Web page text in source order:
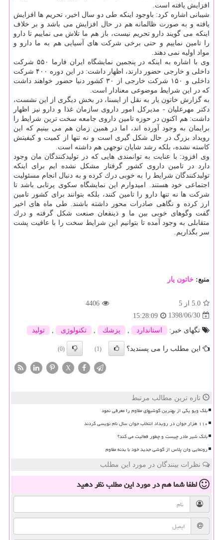
افزایش یافته است.
شیبانی اشاره كرد: باوجود اینكه طی دو سال اخیر، تحریم ها افزایش
یافته و به صورت ظالمانه هم در حال افزایش می باشد و بر خلاف
اینكه می گویند دارو تحریم نیست، باز هم ما تلاش می نماییم تا دارو
را تامین نماییم و حتی برخی شركت های آسیایی هم به ما دارو و
مواد اولیه نمی دهند.
وی با اشاره به اینكه در پنجمین نمایشگاه ایران فارما ۵۵۰ شركت
داخلی و خارجی حضور دارند، اظهار داشت: در این دوره ۴۰۰ شركت
داخلی و ۱۵۰ شركت خارجی از ۳۰ كشور دنیا حضور خواهند داشت
كه در این شرایط موضوعی معنادار است.
به گزارش خاتون یار به نقل از ایسنا، در بخش دیگری از این نشست،
دكتر مهرعلیان - مدیركل امور داروی سازمان غذا و دارو نیز اظهار
داشت: هم اكنون در حوزه تامین داروی جامعه سخت ترین شرایط را
برایمان به وجود آورده اند، اما در همین زمان هم می بینیم كه این
رویداد بزرگ در حال شكل گیری است و نه تنها از كمیت و كیفیتش
كاسته نشده، بلكه رشد شایان توجهی هم داشته است.
وی افزود: با عنایت به توانمندی هایی كه در تولیدكنندگان مان وجود
دارد در تامین داروی كشور گرفتار مشكل نشده ایم برای اینكه
تولیدكنندگان شرایط را به خوبی درك كرده و به دنبال انجام مسئولیت
اجتماعی خود هستند. امیدوارم این نمایشگاه سكوی پرتابی باشد تا
شركت ها نه تنها دارو را تامین كنند، بلكه بتوانند برای كشور تامین
ارز كرده و نگاهی صادرات محور داشته باشند. طی ماه های اخیر
گفت وگوهای خوبی بین ما و ذینفعان صنعت شكل گرفته و درك
متقابلی به وجود آمده تا بتوانیم این شرایط سخت را با عافیت پشت
سر بگذاریم.
منبع: خاتون یار
5.0 از 5
4406
1398/06/30
15:28:09
تگهای خبر:
استاندارد , پزشك , تكنولوژی , تولید
این مطلب را می پسندید؟ (1)
(0)
X
تازه ترین مطالب مرتبط
بلک ویو یکی از بهترین گوشیهای مقاوم را معرفی نمود
۱۱۰ هزار جوان در رویداد انتخاب جوان سال نام نویسی کردند
بانک شیر مادر چیست و چطور فعالیت می کند؟
رونمایی وان پلاس از گوشی جدید خود با بدنه مقاوم
نظرات بینندگان در مورد این مطلب
لطفا شما همدر مورد این مطلبنظر دهید